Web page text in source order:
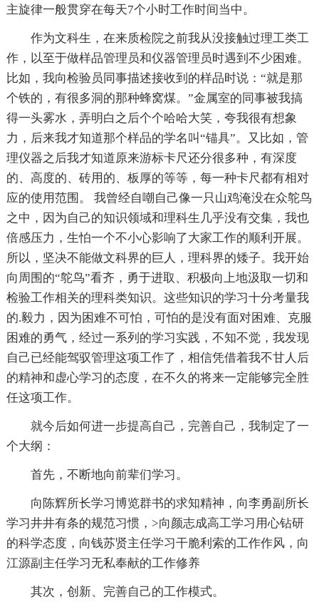
主旋律一般贯穿在每天7个小时工作时间当中。
作为文科生，在来质检院之前我从没接触过理工类工
作，以至于做样品管理员和仪器管理员时遇到不少困难。
比如，我向检验员同事描述接收到的样品时说：“就是那
个铁的，有很多洞的那种蜂窝煤。”金属室的同事被我搞
得一头雾水，弄明白之后个个哈哈大笑，夸我很有想象
力，后来我才知道那个样品的学名叫“锚具”。又比如，管
理仪器之后我才知道原来游标卡尺还分很多种，有深度
的、高度的、砖用的、板厚的等等，每一种卡尺都有相对
应的使用范围。 我曾经自嘲自己像一只山鸡淹没在众鸵鸟
之中，因为自己的知识领域和理科生几乎没有交集，我也
倍感压力，生怕一个不小心影响了大家工作的顺利开展。
所以，坚决不能做文科界的巨人，理科界的矮子。我开始
向周围的“鸵鸟”看齐，勇于进取、积极向上地汲取一切和
检验工作相关的理科类知识。这些知识的学习十分考量我
的.毅力，因为困难不可怕，可怕的是没有面对困难、克服
困难的勇气，经过一系列的学习实践，不知不觉，我发现
自己已经能驾驭管理这项工作了，相信凭借着我不甘人后
的精神和虚心学习的态度，在不久的将来一定能够完全胜
任这项工作。
就今后如何进一步提高自己，完善自己，我制定了一
个大纲：
首先，不断地向前辈们学习。
向陈辉所长学习博览群书的求知精神，向李勇副所长
学习井井有条的规范习惯，>向颜志成高工学习用心钻研
的科学态度，向钱苏贤主任学习干脆利索的工作作风，向
江源副主任学习无私奉献的工作修养
其次，创新、完善自己的工作模式。